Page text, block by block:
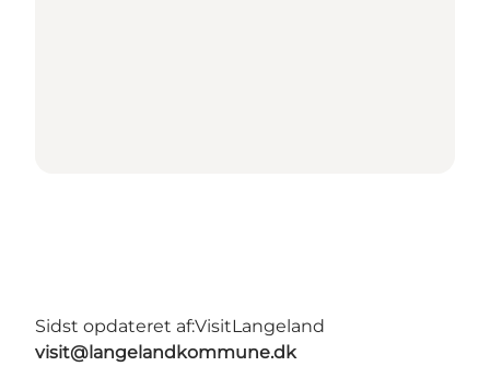
Sidst opdateret af:VisitLangeland
visit@langelandkommune.dk